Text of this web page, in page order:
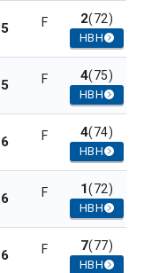
5 F 2(72)
HBH
5 F 4(75)
HBH
6 F 4(74)
HBH
6 F 1(72)
HBH
6 F 7(77)
HBH